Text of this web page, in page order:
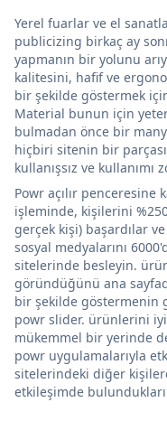
Yerel fuarlar ve el
publicizing birkaç ay
yapmanın bir yolunu
kalitesini, hafif ve
bir şekilde göstermek
Material bunun için
bulmadan önce bir
hiçbiri sitenin bir
kullanışsız ve kullanımı
Powr açılır
işleminde, kişilerini
gerçek kişi) başardılar
sosyal medyalarını
sitelerinde besleyin.
göründüğünü ana
bir şekilde göstermenin
powr slider. ürünlerini
mükemmel bir yerinde
powr uygulamalarıyla
sitelerindeki diğer
etkileşimde